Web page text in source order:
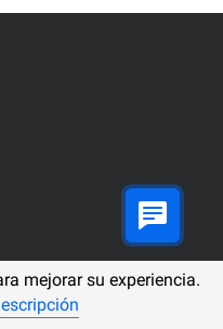
mejorar su experiencia.